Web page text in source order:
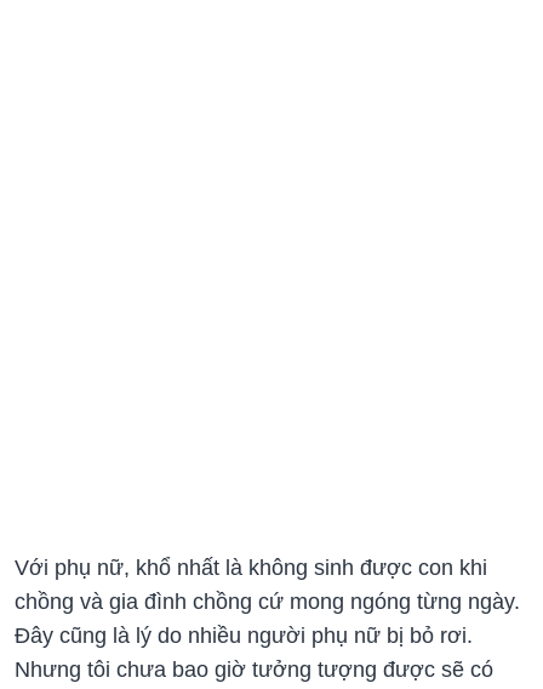
Với phụ nữ, khổ nhất là không sinh được con khi
chồng và gia đình chồng cứ mong ngóng từng ngày.
Đây cũng là lý do nhiều người phụ nữ bị bỏ rơi.
Nhưng tôi chưa bao giờ tưởng tượng được sẽ có